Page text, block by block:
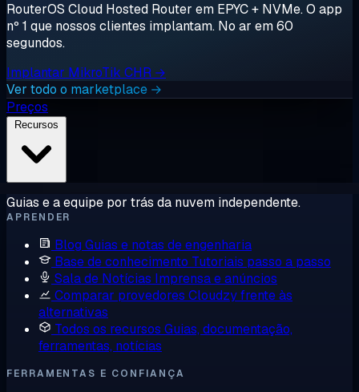
RouterOS Cloud Hosted Router em EPYC + NVMe. O app
nº 1 que nossos clientes implantam. No ar em 60
segundos.
Implantar MikroTik CHR →
Ver todo o marketplace →
Preços
Guias e a equipe por trás da nuvem independente.
APRENDER
Blog Guias e notas de engenharia
Base de conhecimento Tutoriais passo a passo
Sala de Notícias Imprensa e anúncios
Comparar provedores Cloudzy frente às
alternativas
Todos os recursos Guias, documentação,
ferramentas, notícias
FERRAMENTAS E CONFIANÇA